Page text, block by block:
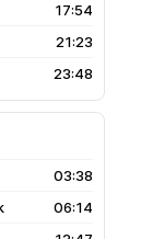
17:54
21:23
23:48
03:38
06:14